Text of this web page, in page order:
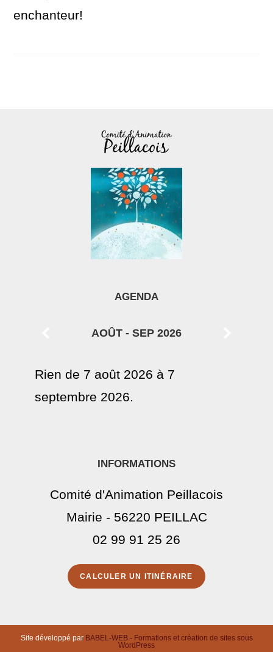
enchanteur!
AGENDA
AOÛT - SEP 2026
Rien de 7 août 2026 à 7
septembre 2026.
INFORMATIONS
Comité d'Animation Peillacois
Mairie - 56220 PEILLAC
02 99 91 25 26
CALCULER UN ITINÉRAIRE
Site développé par BABEL-WEB - Formations et création de sites sous
WordPress